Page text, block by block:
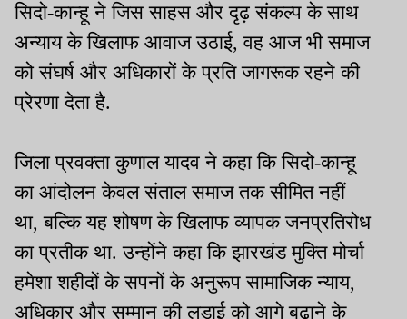
सिदो-कान्हू ने जिस साहस और दृढ़ संकल्प के साथ
अन्याय के खिलाफ आवाज उठाई, वह आज भी समाज
को संघर्ष और अधिकारों के प्रति जागरूक रहने की
प्रेरणा देता है.
जिला प्रवक्ता कुणाल यादव ने कहा कि सिदो-कान्हू
का आंदोलन केवल संताल समाज तक सीमित नहीं
था, बल्कि यह शोषण के खिलाफ व्यापक जनप्रतिरोध
का प्रतीक था. उन्होंने कहा कि झारखंड मुक्ति मोर्चा
हमेशा शहीदों के सपनों के अनुरूप सामाजिक न्याय,
अधिकार और सम्मान की लड़ाई को आगे बढ़ाने के